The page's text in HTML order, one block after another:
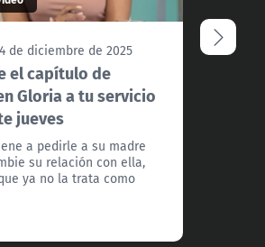
de diciembre de 2025
el capítulo de
Gloria a tu servicio
jueves
a pedirle a su madre
su relación con ella,
ya no la trata como